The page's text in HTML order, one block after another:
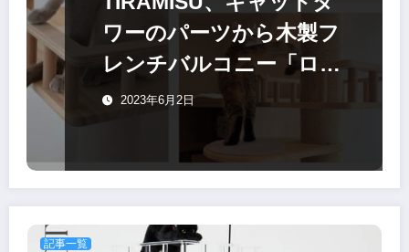
ワーのパーツから木製フ
レンチバルコニー「ロミ
ャオ ウッド」
2023年6月2日
記事一覧